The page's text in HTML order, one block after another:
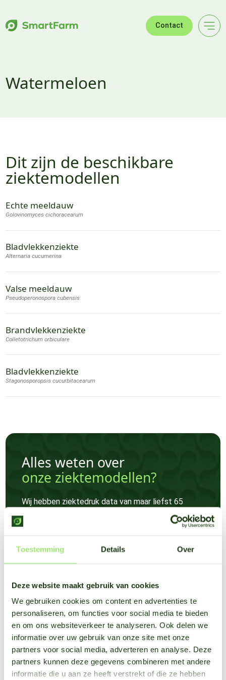
Toestemming Details Over
Deze website maakt gebruik van cookies
We gebruiken cookies om content en advertenties te
personaliseren, om functies voor social media te bieden
en om ons websiteverkeer te analyseren. Ook delen we
informatie over uw gebruik van onze site met onze
partners voor social media, adverteren en analyse. Deze
partners kunnen deze gegevens combineren met andere
informatie die u aan ze heeft verstrekt of die ze hebben
Contact
Watermeloen
Dit zijn de beschikbare
ziektemodellen
Echte meeldauw
Golovinomyces cichoracearum
Bladvlekkenziekte
Alternaria cucumerina
Valse meeldauw
Pseudoperonospora cubensis
Brandvlekkenziekte
Colletotrichum orbiculare
Bladvlekkenziekte
Stagonosporopsis cucurbitacearum
Alles weten over
onze ziektemodellen?
Wij hebben ziektedruk data van maar liefst 65
gewassen bij de hand en staan klaar om al je vragen
te beantwoorden.